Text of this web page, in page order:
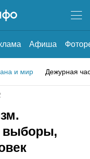
Афиша
и мир Дежурная
выборы,